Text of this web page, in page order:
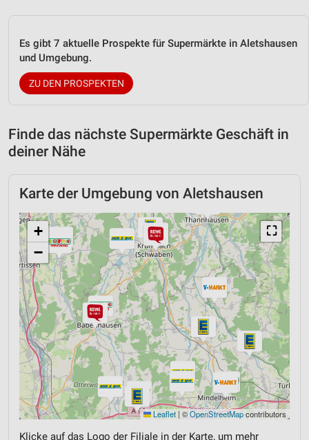
Es gibt 7 aktuelle Prospekte für Supermärkte in Aletshausen
und Umgebung.
ZU DEN PROSPEKTEN
Finde das nächste Supermärkte Geschäft in
deiner Nähe
Karte der Umgebung von Aletshausen
⛶
+
−
Leaflet | ©OpenStreetMapcontributors
Klicke auf das Logo der Filiale in der Karte, um mehr